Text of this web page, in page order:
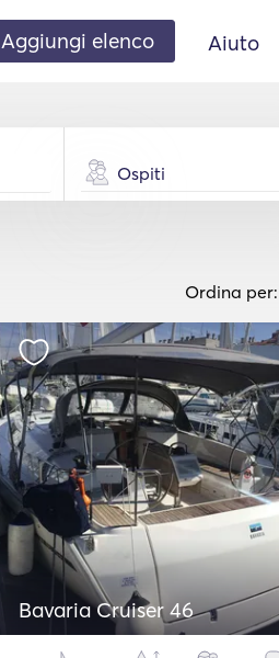
Aggiungi elenco Aiuto
Ospiti
Ordina per:
Bavaria Cruiser 46